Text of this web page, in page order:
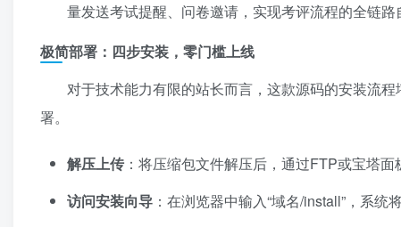
量发送考试提醒、问卷邀请，实现考评流程的全链路
极简部署：四步安装，零门槛上线
对于技术能力有限的站长而言，这款源码的安装流
署。
解压上传 ：将压缩包文件解压后，通过FTP或宝塔面
访问安装向导 ：在浏览器中输入“域名/install”，系统